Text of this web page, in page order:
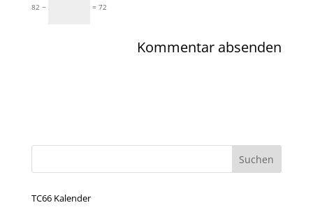
82 − = 72
TC66 Kalender